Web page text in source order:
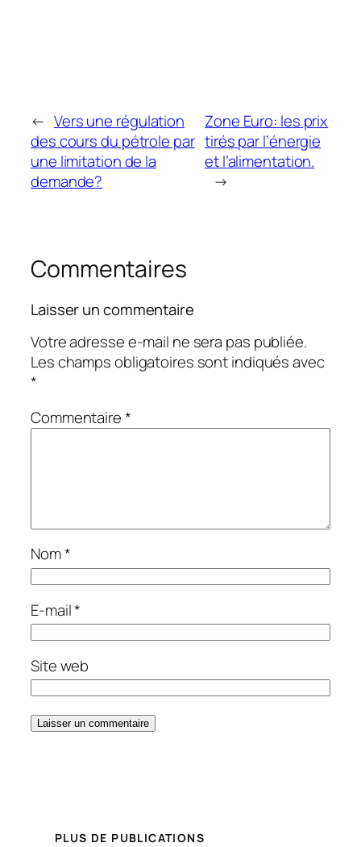
← Vers une régulation
des cours du pétrole par
une limitation de la
demande?
Zone Euro: les prix
tirés par l’énergie
et l’alimentation.
→
Commentaires
Laisser un commentaire
Votre adresse e-mail ne sera pas publiée.
Les champs obligatoires sont indiqués avec
*
Commentaire*
Nom*
E-mail*
Site web
PLUS DE PUBLICATIONS